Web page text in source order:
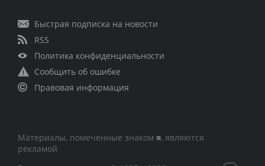
Быстрая подписка на новости
RSS
Политика конфиденциальности
Сообщить об ошибке
Правовая информация
Материалы, помеченные знаком ■, являются
рекламой